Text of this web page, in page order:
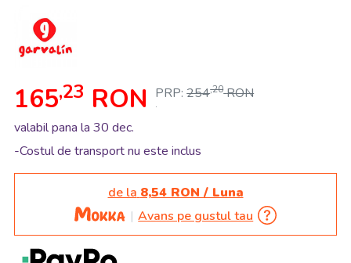
165,23 RON PRP: 254,20 RON
.
valabil pana la 30 dec.
-Costul de transport nu este inclus
de la 8,54 RON / Luna
Avans pe gustul tau